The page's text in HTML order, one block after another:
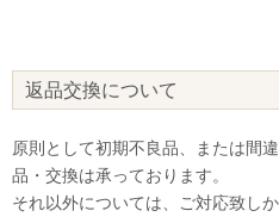
返品交換について
原則として初期不良品、または間
品・交換は承っております。
それ以外については、ご対応致しか